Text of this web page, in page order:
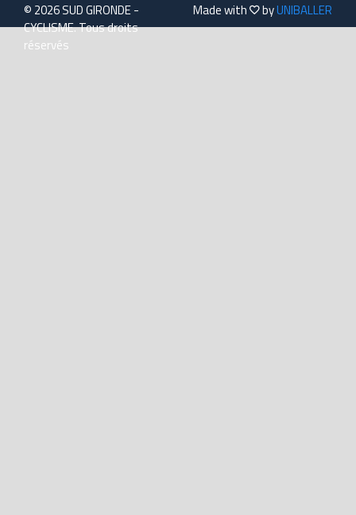
© 2026 SUD GIRONDE -
CYCLISME. Tous droits
réservés
Made with byUNIBALLER